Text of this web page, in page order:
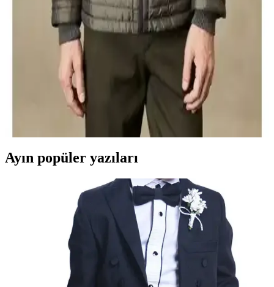
AVVA erkek lacivert kaz tüyü dolgulu mont, dayanıklı kumaşı, şık
tasarımı ve yüksek ısı yalıtımıyla kışın favorisi. Su itici özellikleri ve
detaylı yapısıyla konfor sağlar.
Altınyılz<dı>z Classics ve AVVA Erkek Montları
Karşılaştırması: Özellikler ve Kullanıcı Yorumları
İki popüler erkek mont modelini karşılaştırıyoruz. Altınyılz<dı>>z
Classics'in hafif ve şık tasarımı ile AVVA'nın kaz tüyü dolgulu, su
itici montu arasındaki farkları keşfedin.
Ayın popüler yazıları